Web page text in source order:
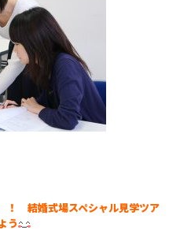
結婚式場スペシャル見学ツア
う